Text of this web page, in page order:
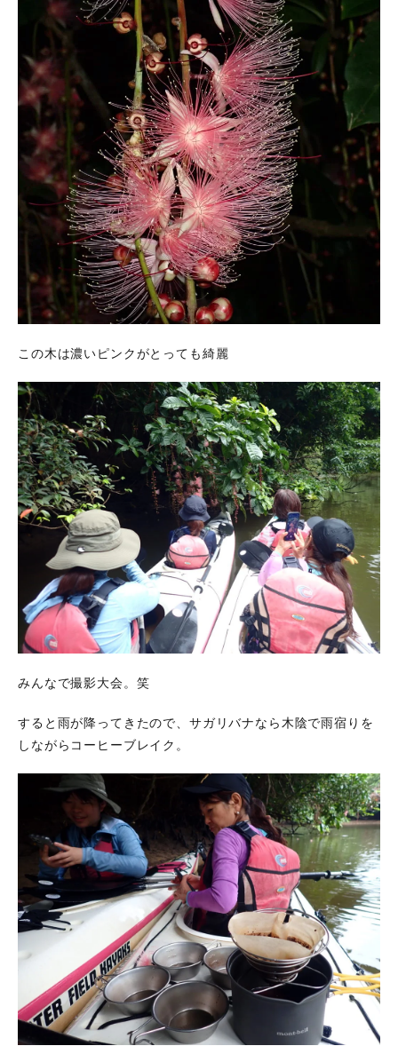
この木は濃いピンクがとっても綺麗
みんなで撮影大会。笑
すると雨が降ってきたので、サガリバナなら木陰で雨宿りを
しながらコーヒーブレイク。